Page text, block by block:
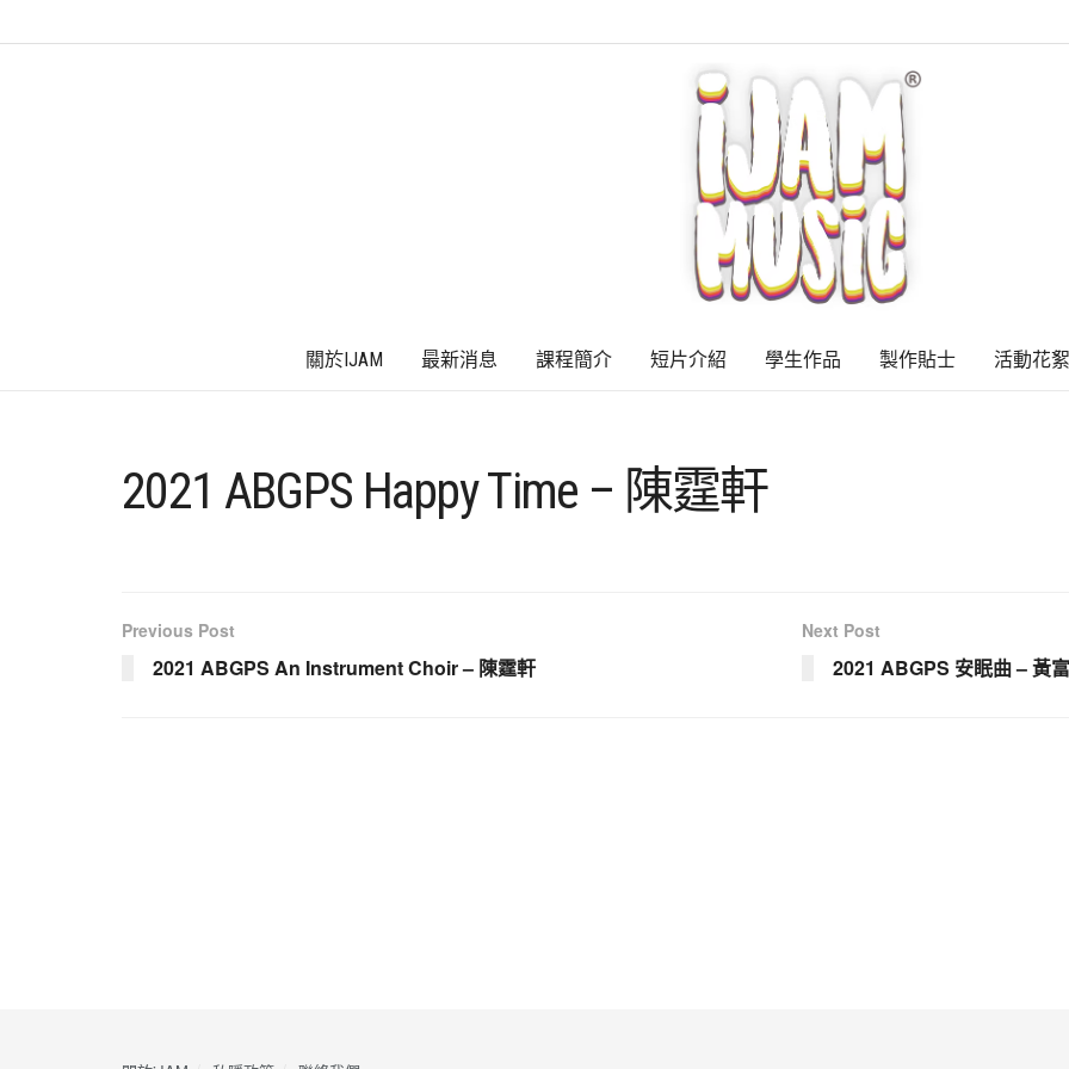
關於IJAM 最新消息 課程簡介 短片介紹 學生作品 製作貼士 活動花絮
2021 ABGPS Happy Time – 陳霆軒
Previous Post
2021 ABGPS An Instrument Choir – 陳霆軒
Next Post
2021 ABGPS 安眠曲 – 黃